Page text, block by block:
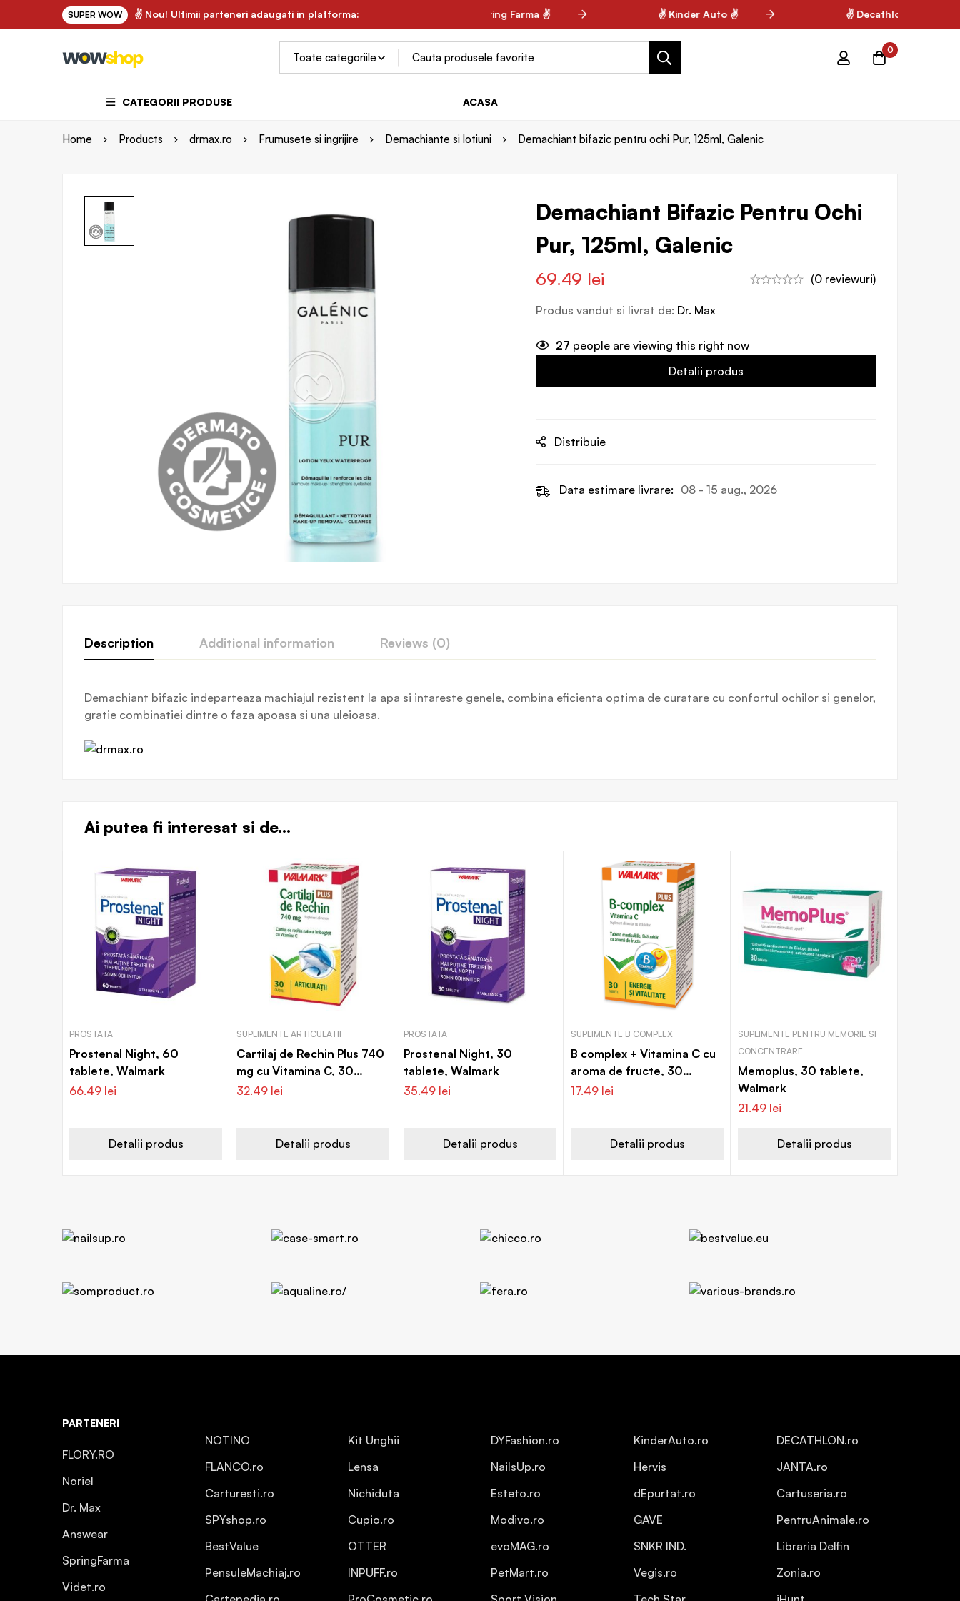
SUPER WOW ✌ Nou! Ultimii parteneri adaugati in platforma:
✌ FLORY.ro - uleiuri vegetale si ape florale bio 100% naturale ✌ ✌ Spring Farma ✌ ✌ Kinder Auto ✌ ✌ Decathlon ✌
0
CATEGORII PRODUSE ACASA
Home Products drmax.ro Frumusete si ingrijire Demachiante si lotiuni Demachiant bifazic pentru ochi Pur, 125ml, Galenic
Demachiant Bifazic Pentru Ochi
Pur, 125ml, Galenic
69.49 lei (0 reviewuri)
Produs vandut si livrat de: Dr. Max
27 people are viewing this right now
Detalii produs
Distribuie
Data estimare livrare: 08 - 15 aug., 2026
Description Additional information Reviews (0)
Demachiant bifazic indeparteaza machiajul rezistent la apa si intareste genele, combina eficienta optima de curatare cu confortul ochilor si genelor,
gratie combinatiei dintre o faza apoasa si una uleioasa.
Ai putea fi interesat si de...
PROSTATA
Prostenal Night, 60
tablete, Walmark
66.49 lei
Detalii produs
SUPLIMENTE ARTICULATII
Cartilaj de Rechin Plus 740
mg cu Vitamina C, 30
capsule, Walmark
32.49 lei
Detalii produs
PROSTATA
Prostenal Night, 30
tablete, Walmark
35.49 lei
Detalii produs
SUPLIMENTE B COMPLEX
B complex + Vitamina C cu
aroma de fructe, 30
tablete, Walmark
17.49 lei
Detalii produs
SUPLIMENTE PENTRU MEMORIE SI
CONCENTRARE
Memoplus, 30 tablete,
Walmark
21.49 lei
Detalii produs
PARTENERI
FLORY.RO
Noriel
Dr. Max
Answear
SpringFarma
Videt.ro
NOTINO
FLANCO.ro
Carturesti.ro
SPYshop.ro
BestValue
PensuleMachiaj.ro
Kit Unghii
Lensa
Nichiduta
Cupio.ro
OTTER
INPUFF.ro
DYFashion.ro
NailsUp.ro
Esteto.ro
Modivo.ro
evoMAG.ro
PetMart.ro
KinderAuto.ro
Hervis
dEpurtat.ro
GAVE
SNKR IND.
Vegis.ro
DECATHLON.ro
JANTA.ro
Cartuseria.ro
PentruAnimale.ro
Libraria Delfin
Zonia.ro